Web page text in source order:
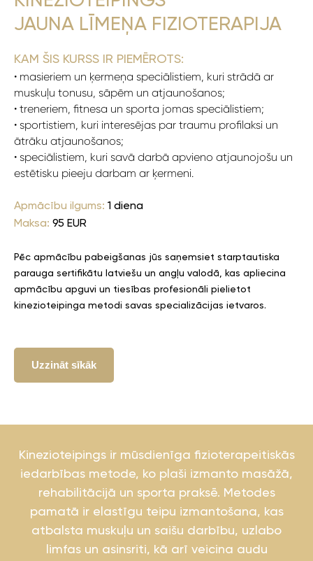
JAUNA LĪMEŅA FIZIOTERAPIJA
KAM ŠIS KURSS IR PIEMĒROTS:
• masieriem un ķermeņa speciālistiem, kuri strādā ar
muskuļu tonusu, sāpēm un atjaunošanos;
• treneriem, fitnesa un sporta jomas speciālistiem;
• sportistiem, kuri interesējas par traumu profilaksi un
ātrāku atjaunošanos;
• speciālistiem, kuri savā darbā apvieno atjaunojošu un
estētisku pieeju darbam ar ķermeni.
Apmācību ilgums: 1 diena
Maksa: 95 EUR
Pēc apmācību pabeigšanas jūs saņemsiet starptautiska
parauga sertifikātu latviešu un angļu valodā, kas apliecina
apmācību apguvi un tiesības profesionāli pielietot
kinezioteipinga metodi savas specializācijas ietvaros.
Uzzināt sīkāk
Kinezioteipings ir mūsdienīga fizioterapeitiskās
iedarbības metode, ko plaši izmanto masāžā,
rehabilitācijā un sporta praksē. Metodes
pamatā ir elastīgu teipu izmantošana, kas
atbalsta muskuļu un saišu darbību, uzlabo
limfas un asinsriti, kā arī veicina audu